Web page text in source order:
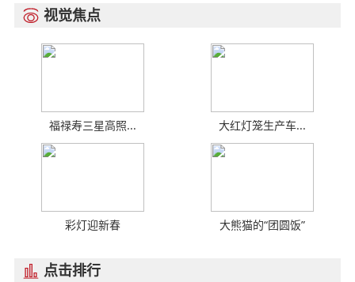
 视觉焦点
福禄寿三星高照... 大红灯笼生产车...
彩灯迎新春 大熊猫的“团圆饭”
 点击排行